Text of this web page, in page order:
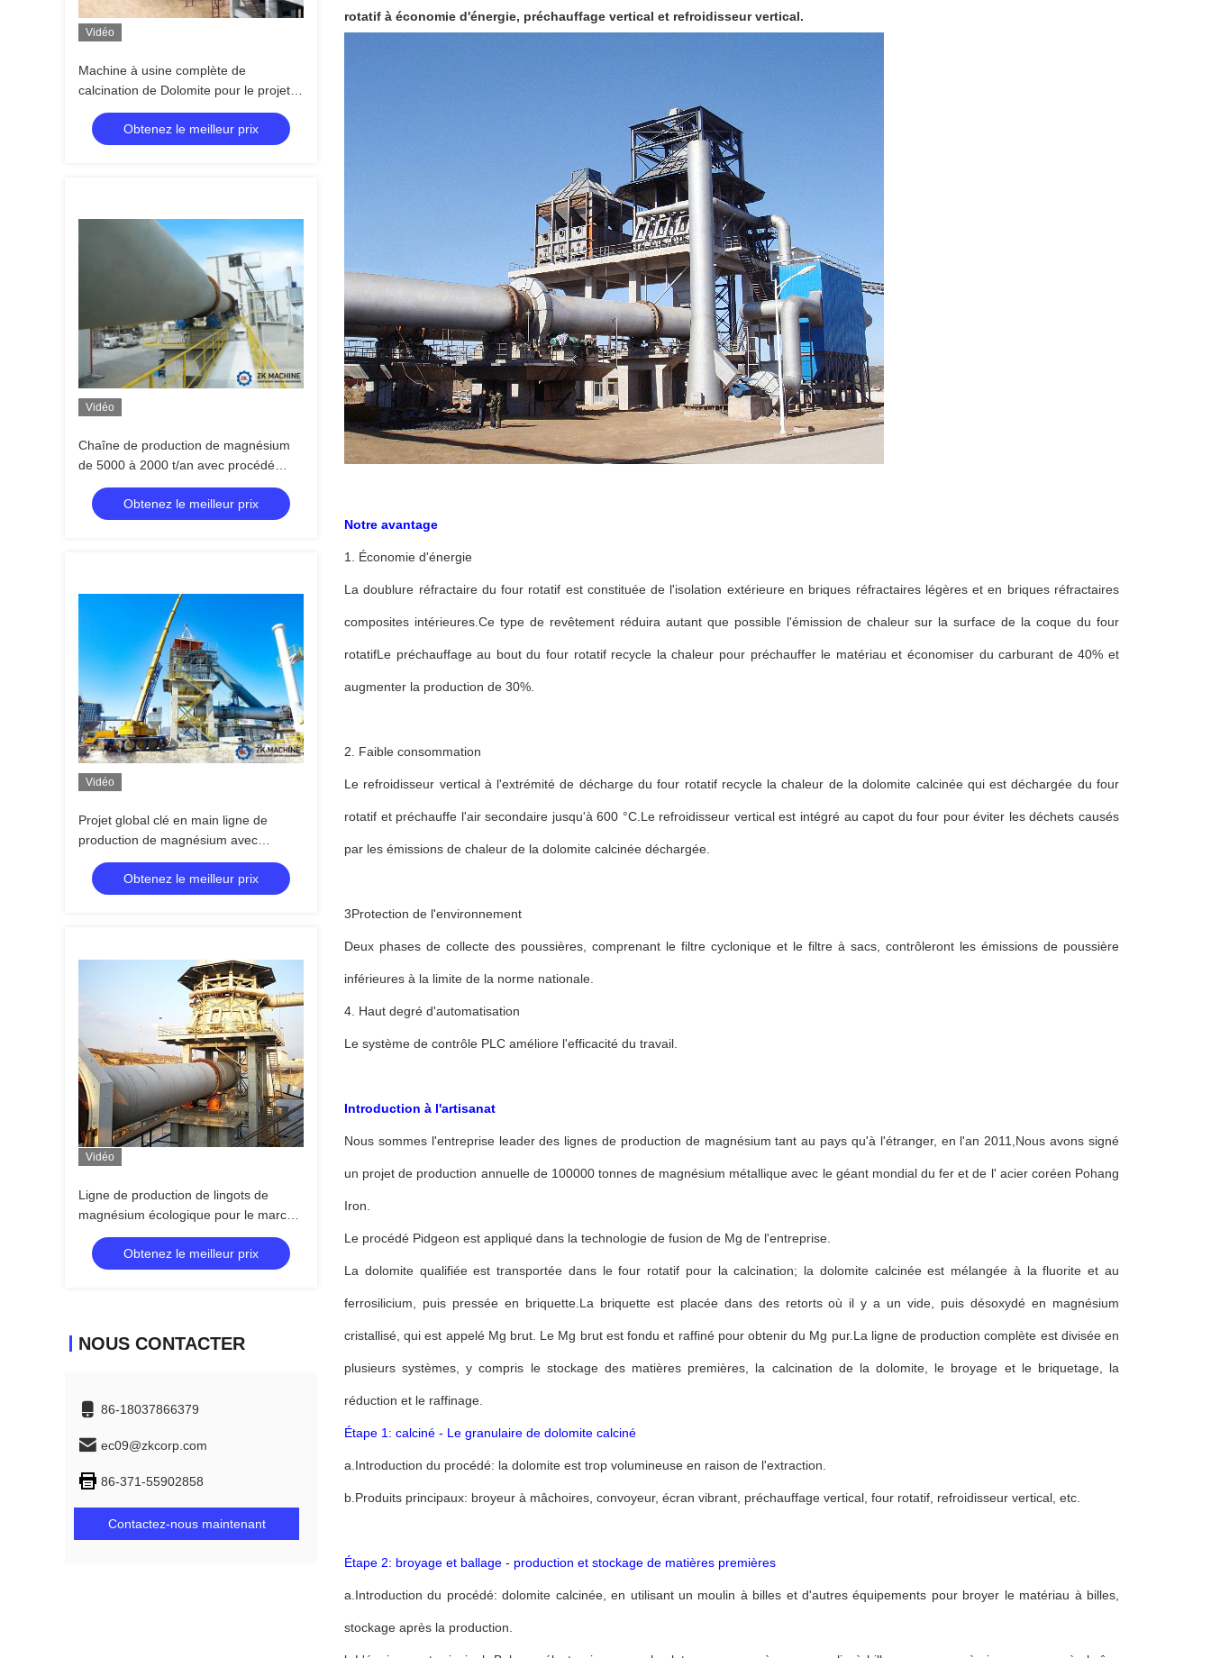
Vidéo
Machine à usine complète de
calcination de Dolomite pour le projet
de métal de magnésium
Obtenez le meilleur prix
Vidéo
Chaîne de production de magnésium
de 5000 à 2000 t/an avec procédé
Pidgeon
Obtenez le meilleur prix
Vidéo
Projet global clé en main ligne de
production de magnésium avec
processus Pidgeon
Obtenez le meilleur prix
Vidéo
Ligne de production de lingots de
magnésium écologique pour le marché
mondial
Obtenez le meilleur prix
NOUS CONTACTER
86-18037866379
ec09@zkcorp.com
86-371-55902858
Contactez-nous maintenant
rotatif à économie d'énergie, préchauffage vertical et refroidisseur vertical.
Notre avantage
1. Économie d'énergie
La doublure réfractaire du four rotatif est constituée de l'isolation extérieure en briques réfractaires légères et en briques réfractaires
composites intérieures.Ce type de revêtement réduira autant que possible l'émission de chaleur sur la surface de la coque du four
rotatifLe préchauffage au bout du four rotatif recycle la chaleur pour préchauffer le matériau et économiser du carburant de 40% et
augmenter la production de 30%.
2. Faible consommation
Le refroidisseur vertical à l'extrémité de décharge du four rotatif recycle la chaleur de la dolomite calcinée qui est déchargée du four
rotatif et préchauffe l'air secondaire jusqu'à 600 °C.Le refroidisseur vertical est intégré au capot du four pour éviter les déchets causés
par les émissions de chaleur de la dolomite calcinée déchargée.
3Protection de l'environnement
Deux phases de collecte des poussières, comprenant le filtre cyclonique et le filtre à sacs, contrôleront les émissions de poussière
inférieures à la limite de la norme nationale.
4. Haut degré d'automatisation
Le système de contrôle PLC améliore l'efficacité du travail.
Introduction à l'artisanat
Nous sommes l'entreprise leader des lignes de production de magnésium tant au pays qu'à l'étranger, en l'an 2011,Nous avons signé
un projet de production annuelle de 100000 tonnes de magnésium métallique avec le géant mondial du fer et de l' acier coréen Pohang
Iron.
Le procédé Pidgeon est appliqué dans la technologie de fusion de Mg de l'entreprise.
La dolomite qualifiée est transportée dans le four rotatif pour la calcination; la dolomite calcinée est mélangée à la fluorite et au
ferrosilicium, puis pressée en briquette.La briquette est placée dans des retorts où il y a un vide, puis désoxydé en magnésium
cristallisé, qui est appelé Mg brut. Le Mg brut est fondu et raffiné pour obtenir du Mg pur.La ligne de production complète est divisée en
plusieurs systèmes, y compris le stockage des matières premières, la calcination de la dolomite, le broyage et le briquetage, la
réduction et le raffinage.
Étape 1: calciné - Le granulaire de dolomite calciné
a.Introduction du procédé: la dolomite est trop volumineuse en raison de l'extraction.
b.Produits principaux: broyeur à mâchoires, convoyeur, écran vibrant, préchauffage vertical, four rotatif, refroidisseur vertical, etc.
Étape 2: broyage et ballage - production et stockage de matières premières
a.Introduction du procédé: dolomite calcinée, en utilisant un moulin à billes et d'autres équipements pour broyer le matériau à billes,
stockage après la production.